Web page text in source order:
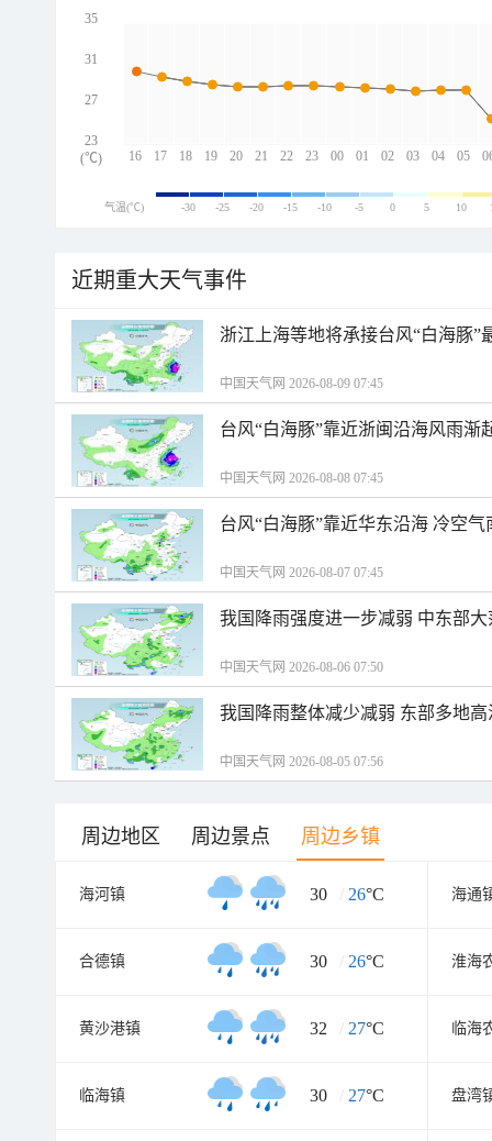
16 17 18 19 20 21 22 23 00 01 02 03 04 05
35
31
27
23
(℃)
气温(℃) -30 -25 -20 -15 -10 -5 0 5 10
近期重大天气事件
浙江上海等地将承接台风“白海豚”
中国天气网 2026-08-09 07:45
台风“白海豚”靠近浙闽沿海风雨渐
中国天气网 2026-08-08 07:45
台风“白海豚”靠近华东沿海 冷空
中国天气网 2026-08-07 07:45
我国降雨强度进一步减弱 中东部
中国天气网 2026-08-06 07:50
我国降雨整体减少减弱 东部多地
中国天气网 2026-08-05 07:56
周边地区 周边景点 周边乡镇
海河镇 30 / 26°C 海通
合德镇 30 / 26°C 淮海
黄沙港镇 32 / 27°C 临海
临海镇 30 / 27°C 盘湾